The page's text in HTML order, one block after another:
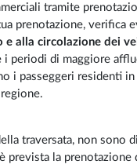
tramite
prenotazione, verifica
e alla circolazione dei
i periodi di maggiore
i passeggeri residenti in
traversata, non sono
prevista la prenotazione